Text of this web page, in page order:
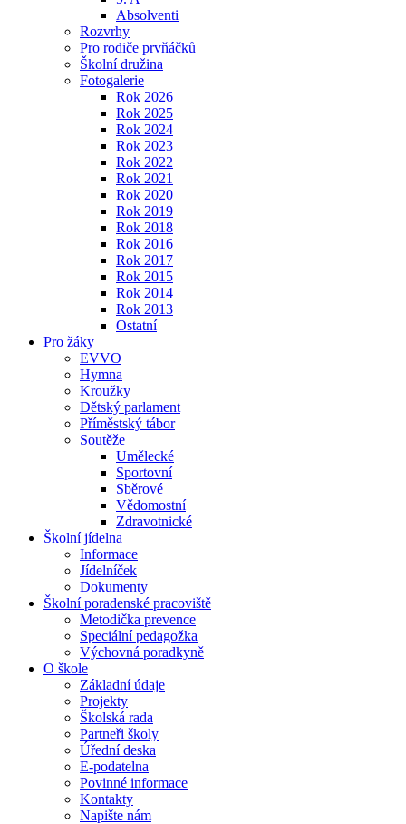
Absolventi
Rozvrhy
Pro rodiče prvňáčků
Školní družina
Fotogalerie
Rok 2026
Rok 2025
Rok 2024
Rok 2023
Rok 2022
Rok 2021
Rok 2020
Rok 2019
Rok 2018
Rok 2016
Rok 2017
Rok 2015
Rok 2014
Rok 2013
Ostatní
Pro žáky
EVVO
Hymna
Kroužky
Dětský parlament
Příměstský tábor
Soutěže
Umělecké
Sportovní
Sběrové
Vědomostní
Zdravotnické
Školní jídelna
Informace
Jídelníček
Dokumenty
Školní poradenské pracoviště
Metodička prevence
Speciální pedagožka
Výchovná poradkyně
O škole
Základní údaje
Projekty
Školská rada
Partneři školy
Úřední deska
E-podatelna
Povinné informace
Kontakty
Napište nám